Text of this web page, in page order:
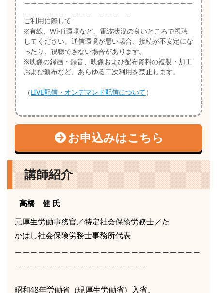
ご利用に際して
※有線、Wi-Fi環境など、電波状況の良いところで視聴
してください。通信環境が悪い場合、接続が不安定にな
ったり、視聴できない場合があります。
※映像の録画・録音、映像および配布資料の複製・加工
および頒布など、あらゆる二次利用を禁止します。
（LIVE配信・オンデマンド配信について）
お申込みはこちら
講師紹介
高橋 健 氏
元厚生労働事務官／特定社会保険労務士／た
かはし社会保険労務士事務所代表
昭和48年労働省（現厚生労働省）入省。